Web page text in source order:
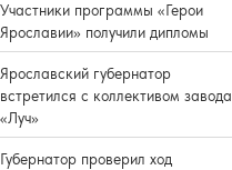
Участники программы «Герои
Ярославии» получили дипломы
Ярославский губернатор
встретился с коллективом завода
«Луч»
Губернатор проверил ход